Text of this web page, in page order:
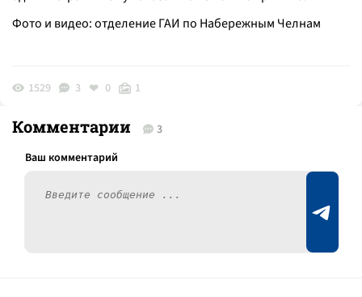
Фото и видео: отделение ГАИ по Набережным Челнам
1529 3 0 1
Комментарии 3